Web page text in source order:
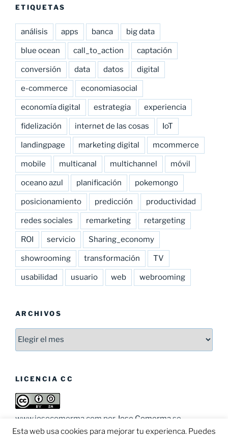
ETIQUETAS
análisis apps banca big data
blue ocean call_to_action captación
conversión data datos digital
e-commerce economiasocial
economía digital estrategia experiencia
fidelización internet de las cosas IoT
landingpage marketing digital mcommerce
mobile multicanal multichannel móvil
oceano azul planificación pokemongo
posicionamiento predicción productividad
redes sociales remarketing retargeting
ROI servicio Sharing_economy
showrooming transformación TV
usabilidad usuario web webrooming
ARCHIVOS
Archivos
LICENCIA CC
www.josecomerma.com por Jose Comermase
distribuye bajo unaLicencia Creative Commons
Esta web usa cookies para mejorar tu experienca. Puedes